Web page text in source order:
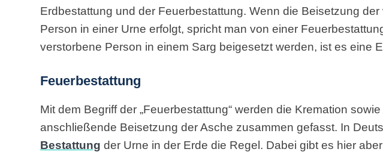
Erdbestattung und der Feuerbestattung. Wenn die Beisetzung der
Person in einer Urne erfolgt, spricht man von einer
verstorbene Person in einem Sarg beigesetzt werden, ist es eine
Feuerbestattung
Mit dem Begriff der „Feuerbestattung“ werden die Kremation
anschließende Beisetzung der Asche zusammen gefasst. In
Bestattung der Urne in der Erde die Regel. Dabei gibt es hier